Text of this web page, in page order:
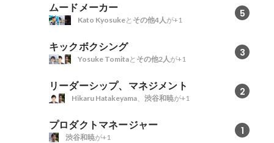
ムードメーカー 5
Kato Kyosukeと その他4人が+1
キックボクシング 3
Yosuke Tomitaと その他2人が+1
リーダーシップ、マネジメント 2
Hikaru Hatakeyama、 渋谷和暁が+1
プロダクトマネージャー 1
渋谷和暁が+1